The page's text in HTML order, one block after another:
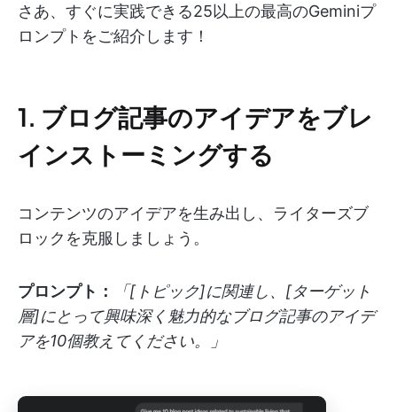
さあ、すぐに実践できる25以上の最高のGeminiプ
ロンプトをご紹介します！
1. ブログ記事のアイデアをブレ
インストーミングする
コンテンツのアイデアを生み出し、ライターズブ
ロックを克服しましょう。
プロンプト：
「[トピック]に関連し、[ターゲット
層]にとって興味深く魅力的なブログ記事のアイデ
アを10個教えてください。」